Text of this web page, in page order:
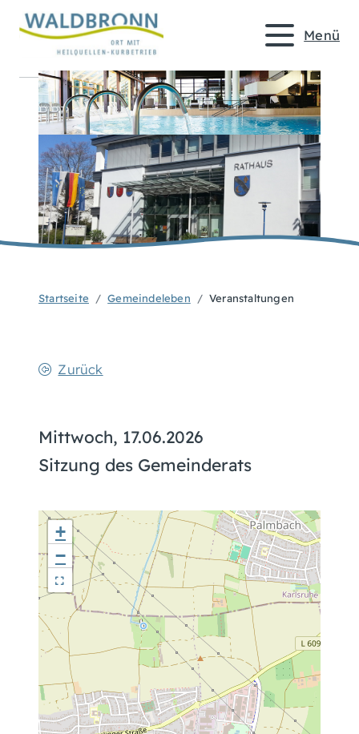
Menü
Startseite Gemeindeleben Veranstaltungen
Zurück
Mittwoch, 17.06.2026
Sitzung des Gemeinderats
+
−